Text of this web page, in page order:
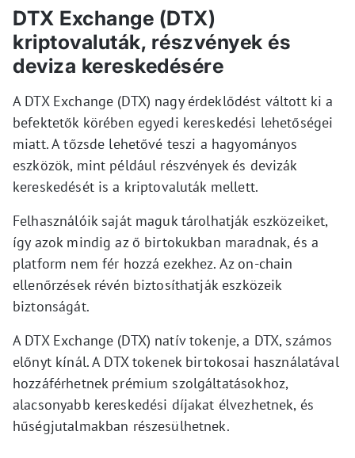
DTX Exchange (DTX)
kriptovaluták, részvények és
deviza kereskedésére
A DTX Exchange (DTX) nagy érdeklődést váltott ki a
befektetők körében egyedi kereskedési lehetőségei
miatt. A tőzsde lehetővé teszi a hagyományos
eszközök, mint például részvények és devizák
kereskedését is a kriptovaluták mellett.
Felhasználóik saját maguk tárolhatják eszközeiket,
így azok mindig az ő birtokukban maradnak, és a
platform nem fér hozzá ezekhez. Az on-chain
ellenőrzések révén biztosíthatják eszközeik
biztonságát.
A DTX Exchange (DTX) natív tokenje, a DTX, számos
előnyt kínál. A DTX tokenek birtokosai használatával
hozzáférhetnek prémium szolgáltatásokhoz,
alacsonyabb kereskedési díjakat élvezhetnek, és
hűségjutalmakban részesülhetnek.